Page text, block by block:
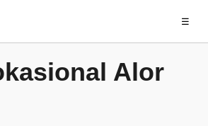
☰
Alor